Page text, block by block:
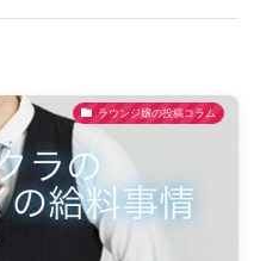
ラウンジ嬢の投稿コラム